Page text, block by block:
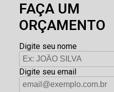
FAÇA UM
ORÇAMENTO
Digite seu nome
Digite seu email